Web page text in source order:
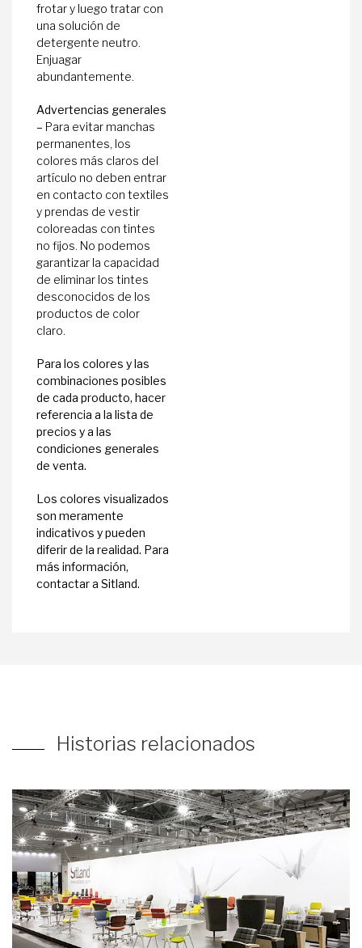
frotar y luego tratar con
una solución de
detergente neutro.
Enjuagar
abundantemente.
Advertencias generales
– Para evitar manchas
permanentes, los
colores más claros del
artículo no deben entrar
en contacto con textiles
y prendas de vestir
coloreadas con tintes
no fijos. No podemos
garantizar la capacidad
de eliminar los tintes
desconocidos de los
productos de color
claro.
Para los colores y las
combinaciones posibles
de cada producto, hacer
referencia a la lista de
precios y a las
condiciones generales
de venta.
Los colores visualizados
son meramente
indicativos y pueden
diferir de la realidad. Para
más información,
contactar a Sitland.
Historias relacionados